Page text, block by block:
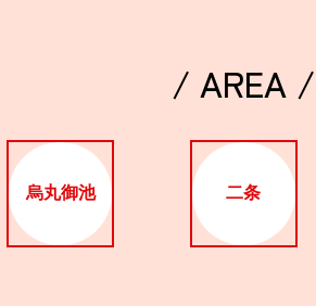
/ AREA /
烏丸御池 二条